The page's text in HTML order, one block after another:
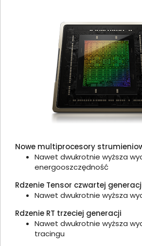
Nowe multiprocesory
Nawet dwukrotnie wyższa
energooszczędność
Rdzenie Tensor czwartej
Nawet dwukrotnie wyższa
Rdzenie RT trzeciej generacji
Nawet dwukrotnie wyższa
tracingu